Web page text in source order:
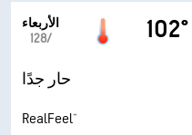
الأربعاء
12‏/‏8
102°
حار جدًا
RealFeel®